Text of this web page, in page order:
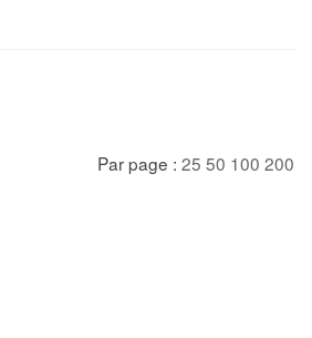
Par page : 25 50 100 200